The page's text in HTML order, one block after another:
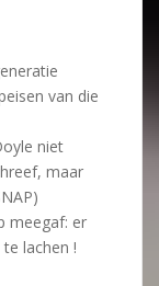
van die
niet
maar
meegaf: er
lachen !